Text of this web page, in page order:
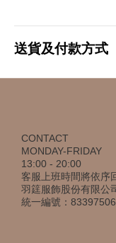
送貨及付款方式
CONTACT
MONDAY-FRIDAY
13:00 - 20:00
客服上班時間將依序
羽筳服飾股份有限公
統一編號：83397506